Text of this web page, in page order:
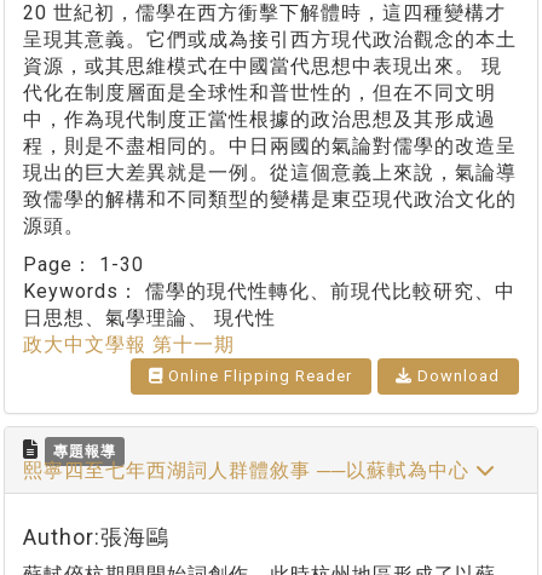
20 世紀初，儒學在西方衝擊下解體時，這四種變構才
呈現其意義。它們或成為接引西方現代政治觀念的本土
資源，或其思維模式在中國當代思想中表現出來。 現
代化在制度層面是全球性和普世性的，但在不同文明
中，作為現代制度正當性根據的政治思想及其形成過
程，則是不盡相同的。中日兩國的氣論對儒學的改造呈
現出的巨大差異就是一例。從這個意義上來說，氣論導
致儒學的解構和不同類型的變構是東亞現代政治文化的
源頭。
Page： 1-30
Keywords： 儒學的現代性轉化、前現代比較研究、中
日思想、氣學理論、 現代性
政大中文學報 第十一期
Online Flipping Reader Download
專題報導
熙寧四至七年西湖詞人群體敘事 ──以蘇軾為中心
Author:張海鷗